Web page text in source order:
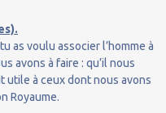
as voulu associer l’homme à
avons à faire : qu’il nous
utile à ceux dont nous avons
Royaume.